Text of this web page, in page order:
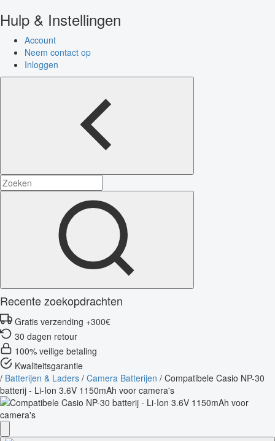
Hulp & Instellingen
Account
Neem contact op
Inloggen
Recente zoekopdrachten
Gratis verzending +300€
30 dagen retour
100% veilige betaling
Kwaliteitsgarantie
/ Batterijen & Laders / Camera Batterijen / Compatibele Casio NP-30
batterij - Li-Ion 3.6V 1150mAh voor camera's